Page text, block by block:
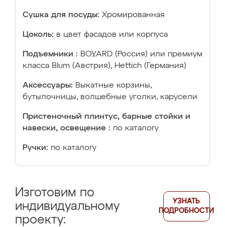
Сушка для посуды: Хромированная
Цоколь: в цвет фасадов или корпуса
Подъемники : BOYARD (Россия) или премиум
класса Blum (Австрия), Hettich (Германия)
Аксессуары: Выкатные корзины,
бутылочницы, волшебные уголки, карусели
Пристеночный плинтус, барные стойки и
навески, освещение : по каталогу
Ручки: по каталогу
Изготовим по
индивидуальному
проекту:
УЗНАТЬ
ПОДРОБНОСТИ